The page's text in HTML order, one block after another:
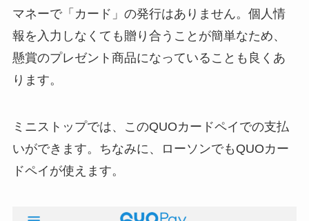
マネーで「カード」の発行はありません。個人情
報を入力しなくても贈り合うことが簡単なため、
懸賞のプレゼント商品になっていることも良くあ
ります。
ミニストップでは、このQUOカードペイでの支払
いができます。ちなみに、ローソンでもQUOカー
ドペイが使えます。